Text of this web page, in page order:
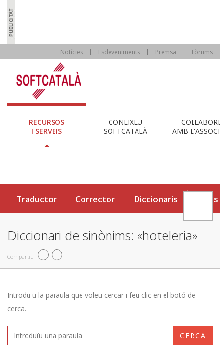
Notícies Esdeveniments Premsa Fòrums
RECURSOS
I SERVEIS
CONEIXEU
SOFTCATALÀ
AMB
Traductor Corrector Diccionaris Eines
Diccionari de sinònims: «hoteleria»
Compartiu
Introduïu la paraula que voleu cercar i feu clic en el botó de
cerca.
CERCA